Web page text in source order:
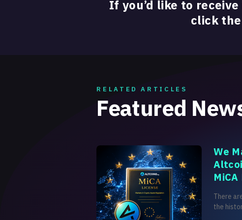
If you’d like to receive
click
RELATED ARTICLES
Featured
We
MiCA
There
the